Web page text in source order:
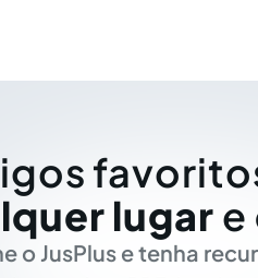
lugar e
o JusPlus e tenha